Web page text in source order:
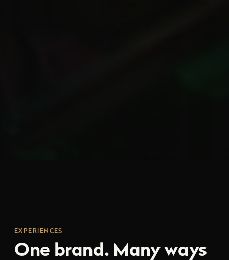
EXPERIENCES
One brand. Many ways